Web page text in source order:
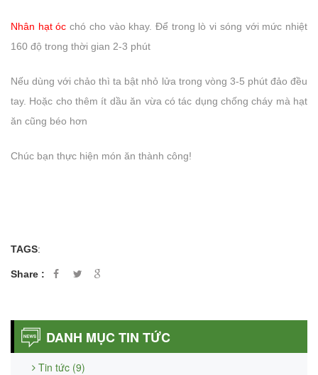
Nhân hạt óc chó cho vào khay. Để trong lò vi sóng với mức nhiệt
160 độ trong thời gian 2-3 phút
Nếu dùng với chảo thì ta bật nhỏ lửa trong vòng 3-5 phút đảo đều
tay. Hoặc cho thêm ít dầu ăn vừa có tác dụng chống cháy mà hạt
ăn cũng béo hơn
Chúc bạn thực hiện món ăn thành công!
TAGS:
Share :
DANH MỤC TIN TỨC
Tin tức (9)